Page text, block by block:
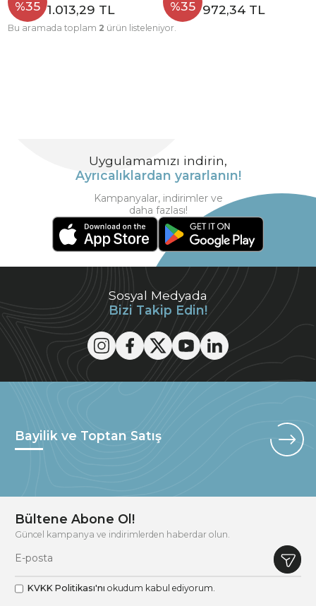
%35 1.013,29 TL %35 972,34 TL
Bu aramada toplam 2 ürün listeleniyor.
Sosyal Medyada
Bizi Takip Edin!
Uygulamamızı indirin,
Ayrıcalıklardan yararlanın!
Kampanyalar, indirimler ve
daha fazlası!
Bayilik ve Toptan Satış
Bültene Abone Ol!
Güncel kampanya ve indirimlerden haberdar olun.
KVKK Politikası'nı okudum kabul ediyorum.